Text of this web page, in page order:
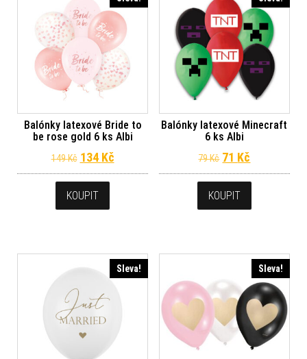
Balónky latexové Bride to
be rose gold 6 ks Albi
149Kč Původní cena byla: 149 Kč.
134 KčAktuální cena je: 134 Kč.
KOUPIT
Balónky latexové Minecraft
6 ks Albi
79Kč Původní cena
71 Kč
KOUPIT
Sleva! Sleva!